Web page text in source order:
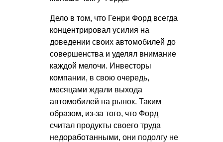
Дело в том, что Генри Форд всегда
концентрировал усилия на
доведении своих автомобилей до
совершенства и уделял внимание
каждой мелочи. Инвесторы
компании, в свою очередь,
месяцами ждали выхода
автомобилей на рынок. Таким
образом, из-за того, что Форд
считал продукты своего труда
недоработанными, они подолгу не